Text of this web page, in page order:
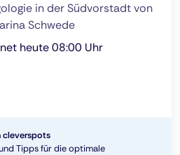
in der Südvorstadt von
Schwede
heute 08:00 Uhr
cleverspots
Tipps für die optimale